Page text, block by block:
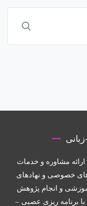
مشاوره و خدمات
خصوصی و نهادهای
و انجام پژوهش
برنامه ریزی عصبی –